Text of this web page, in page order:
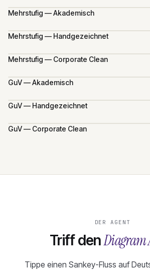
Mehrstufig — Akademisch
Mehrstufig — Handgezeichnet
Mehrstufig — Corporate Clean
GuV — Akademisch
GuV — Handgezeichnet
GuV — Corporate Clean
DER AGENT
Triff denDiagram
Tippe einen Sankey-Fluss auf